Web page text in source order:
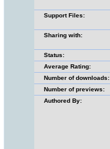
Support Files:
Sharing with:
Status:
Average Rating:
Number of downloads:
Number of previews:
Authored By: